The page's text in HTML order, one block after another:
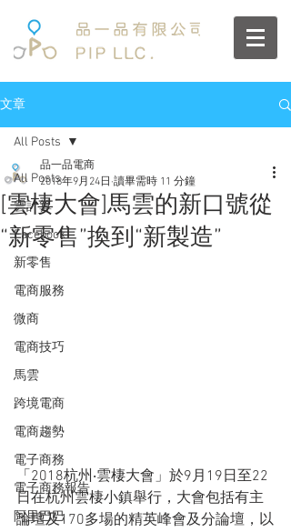
文章
All Posts
雲計算
Facebook
新零售
電商服務
微商
電商技巧
馬雲
跨境電商
電商趨勢
電子商務
電子商務報告
阿里巴巴
All Posts
[雲棲大會]馬雲的新口號從
“新零售”換到“新製造”
品一品電商
2018年9月24日 讀畢需時 11 分鐘
「2018杭州‧雲棲大會」於9月19日至22
日在杭州雲棲小鎮舉行，大會包括有主
論壇及170多場的精英峰會及分論壇，以